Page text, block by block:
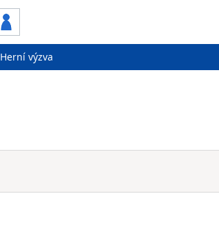
Herní výzva